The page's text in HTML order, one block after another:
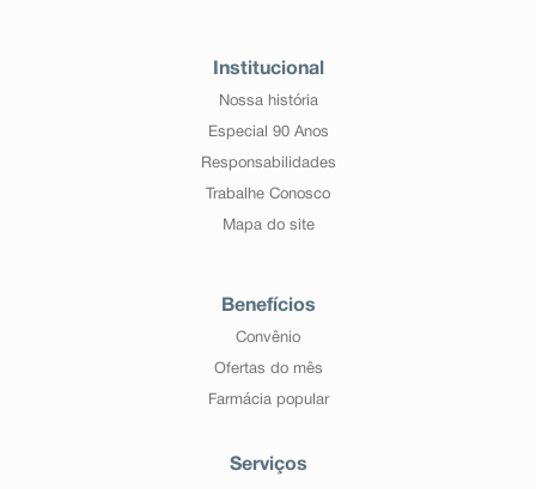
Institucional
Nossa história
Especial 90 Anos
Responsabilidades
Trabalhe Conosco
Mapa do site
Benefícios
Convênio
Ofertas do mês
Farmácia popular
Serviços